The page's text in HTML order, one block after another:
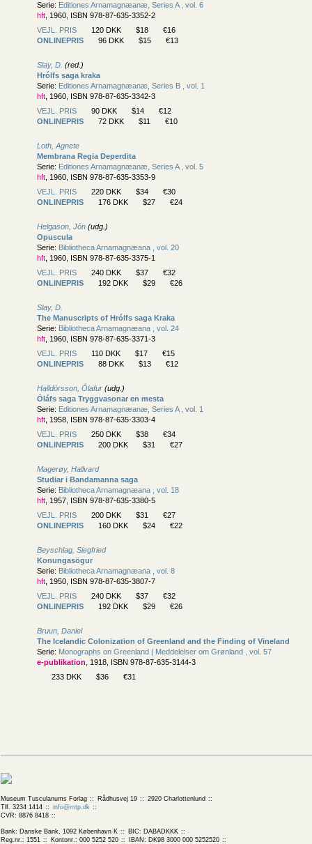
Serie: Editiones Arnamagnæanæ, Series A , vol. 6
hft , 1960, ISBN 978-87-635-3352-2
VEJL. PRIS
120 DKK $18
€16
ONLINEPRIS
96 DKK $15 €13
Slay, D. (red.)
Hrólfs saga kraka
Serie: Editiones Arnamagnæanæ, Series B , vol. 1
hft , 1960, ISBN 978-87-635-3342-3
VEJL. PRIS
90 DKK $14
€12
ONLINEPRIS
72 DKK $11 €10
Loth, Agnete
Membrana Regia Deperdita
Serie: Editiones Arnamagnæanæ, Series A , vol. 5
hft , 1960, ISBN 978-87-635-3353-9
VEJL. PRIS
220 DKK $34
€30
ONLINEPRIS
176 DKK $27 €24
Helgason, Jón (udg.)
Opuscula
Serie: Bibliotheca Arnamagnæana , vol. 20
hft , 1960, ISBN 978-87-635-3375-1
VEJL. PRIS
240 DKK $37
€32
ONLINEPRIS
192 DKK $29 €26
Slay, D.
The Manuscripts of Hrólfs saga Kraka
Serie: Bibliotheca Arnamagnæana , vol. 24
hft , 1960, ISBN 978-87-635-3371-3
VEJL. PRIS
110 DKK $17
€15
ONLINEPRIS
88 DKK $13 €12
Halldórsson, Ólafur (udg.)
Óláfs saga Tryggvasonar en mesta
Serie: Editiones Arnamagnæanæ, Series A , vol. 1
hft , 1958, ISBN 978-87-635-3303-4
VEJL. PRIS
250 DKK $38
€34
ONLINEPRIS
200 DKK $31 €27
Magerøy, Hallvard
Studiar i Bandamanna saga
Serie: Bibliotheca Arnamagnæana , vol. 18
hft , 1957, ISBN 978-87-635-3380-5
VEJL. PRIS
200 DKK $31
€27
ONLINEPRIS
160 DKK $24 €22
Beyschlag, Siegfried
Konungasögur
Serie: Bibliotheca Arnamagnæana , vol. 8
hft , 1950, ISBN 978-87-635-3807-7
VEJL. PRIS
240 DKK $37
€32
ONLINEPRIS
192 DKK $29 €26
Bruun, Daniel
The Icelandic Colonization of Greenland and the Finding of Vineland
Serie: Monographs on Greenland | Meddelelser om Grønland , vol. 57
e-publikation , 1918, ISBN 978-87-635-3144-3
233 DKK
$36 €31
Museum Tusculanums Forlag Rådhusvej 19
2920 Charlottenlund
Tlf. 3234 1414
info@mtp.dk
CVR: 8876 8418
Bank: Danske Bank, 1092 København K
BIC: DABADKKK
Reg.nr.: 1551
Kontonr.: 000 5252 520 IBAN: DK98 3000 000 5252520